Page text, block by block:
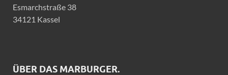
Esmarchstraße 38
34121 Kassel
ÜBER DAS MARBURGER.